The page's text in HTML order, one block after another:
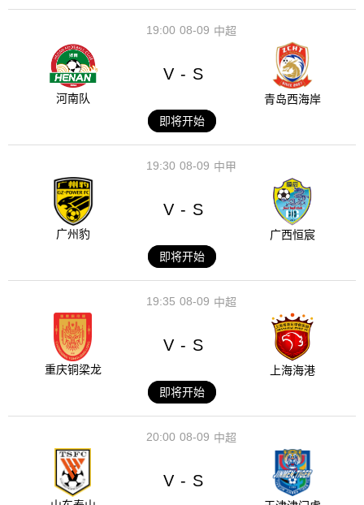
08-09
19:00 中超
河南队
V - S
青岛西海岸
即将开始
08-09
19:30 中甲
广州豹
V - S
广西恒宸
即将开始
08-09
19:35 中超
重庆铜梁龙
V - S
上海海港
即将开始
08-09
20:00 中超
V - S